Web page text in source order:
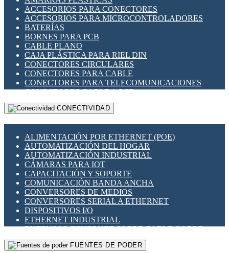
INDICADORES PARA PANEL
INTERFACES DE RELÉ
INTERRUPTORES FIN DE CARRERA
LLAVES CONMUTADORAS
MEDIDORES DE ENERGÍA Y TC'S DE CORRIENTE
MOTORES PASO A PASO
PANTALLAS HMI
PLC -CONTROLADORES LÓGICO PROGRAMABLES
PROGRAMADORES DE HORARIO
RELÉS DE PROTECCIÓN
SENSORES CAPACITIVOS
SENSORES INDUCTIVOS
TEMPORIZADORES
VARIACS
VARIADORES DE FRECUENCIA [VDF]
SECCIONADORES - INTERRUPTORES
MAQUINARIA
ACCESORIOS PARA CONECTORES
ACCESORIOS PARA MICROCONTROLADORES
BATERÍAS
BORNES PARA PCB
CABLE PLANO
CAJA PLÁSTICA PARA RIEL DIN
CONECTORES CIRCULARES
CONECTORES PARA CABLE
CONECTORES PARA TELECOMUNICACIONES
CONECTORES CABLE A PCB
CONECTORES PCB A CABLE
DIP SWITCHES
HERRAMIENTAS VARIAS
ILUMINACIÓN LED
INTERRUPTORES REED
INTERFACES DE RELÉ
OTROS RELÉS
PROTECCIÓN TÉRMICA
RELÉS AUTOMOTRICES
RELÉS DE SEÑAL
RELÉS DE ESTADO SÓLIDO SSR
RELÉS INDUSTRIALES
RELÉS MINIATURA DE POTENCIA
SENSORES MAGNÉTICOS
CONECTIVIDAD
ALIMENTACIÓN POR ETHERNET (POE)
AUTOMATIZACIÓN DEL HOGAR
AUTOMATIZACIÓN INDUSTRIAL
CÁMARAS PARA IOT
CAPACITACIÓN Y SOPORTE
COMUNICACIÓN BANDA ANCHA
CONVERSORES DE MEDIOS
CONVERSORES SERIAL A ETHERNET
DISPOSITIVOS I/O
ETHERNET INDUSTRIAL
EXTENSOR ETHERNET SOBRE CABLE COBRE
GATEWAY LORAWAN
GESTIÓN DE REDESFUENTES DE PODER